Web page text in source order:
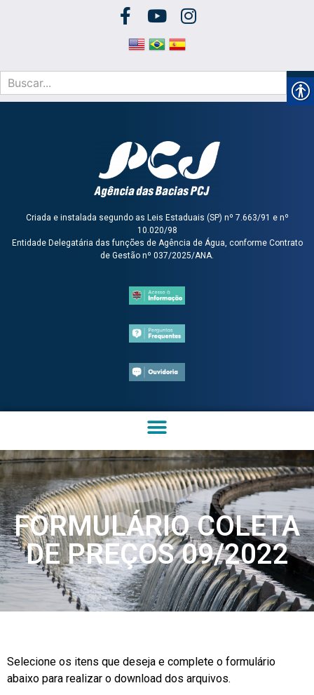
Criada e instalada segundo as Leis Estaduais (SP) nº 7.663/91 e nº
10.020/98
Entidade Delegatária das funções de Agência de Água, conforme Contrato
de Gestão nº 037/2025/ANA.
FORMULÁRIO COLETA
DE PREÇOS 09/2022
Selecione os itens que deseja e complete o formulário
abaixo para realizar o download dos arquivos.